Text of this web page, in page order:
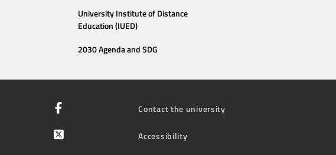
University Institute of Distance
Education (IUED)
2030 Agenda and SDG
Contact the university
Accessibility